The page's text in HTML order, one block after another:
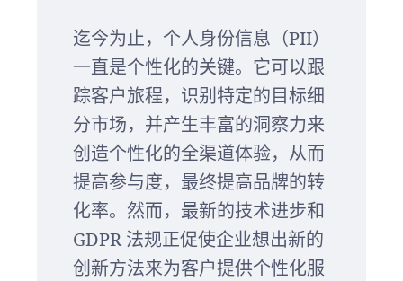
迄今为止，个人身份信息（PII）
一直是个性化的关键。它可以跟
踪客户旅程，识别特定的目标细
分市场，并产生丰富的洞察力来
创造个性化的全渠道体验，从而
提高参与度，最终提高品牌的转
化率。然而，最新的技术进步和
GDPR 法规正促使企业想出新的
创新方法来为客户提供个性化服